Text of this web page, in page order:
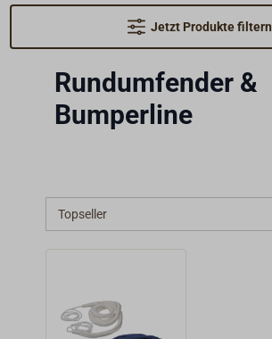
Jetzt Produkte filtern
Rundumfender &
Bumperline